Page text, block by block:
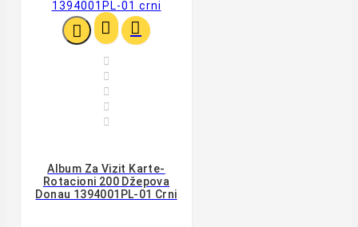
  





Album Za Vizit Karte-
Rotacioni 200 Džepova
Donau 1394001PL-01 Crni